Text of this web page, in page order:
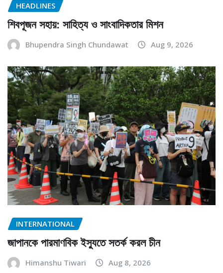
HEADLINES
শিবপূজন সহায়: সাহিত্য ও সাংবাদিকতার মিশন
Bhupendra Singh Chundawat Aug 9, 2026
INTERNATIONAL
জাপানকে পারমাণবিক ইস্যুতে সতর্ক করল চীন
Himanshu Tiwari Aug 8, 2026